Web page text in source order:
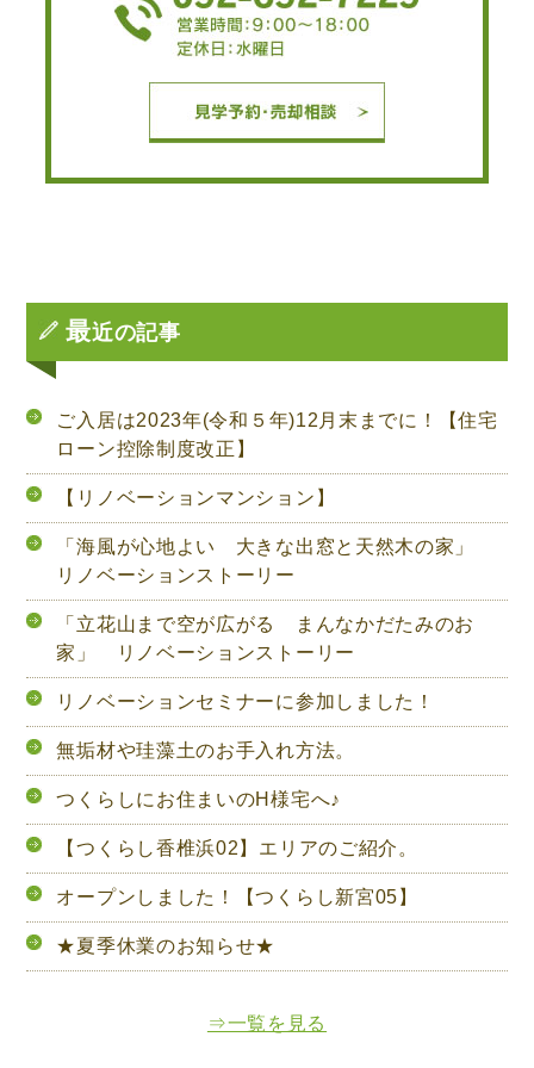
最近の記事
ご入居は2023年(令和５年)12月末までに！【住宅
ローン控除制度改正】
【リノベーションマンション】
「海風が心地よい 大きな出窓と天然木の家」
リノベーションストーリー
「立花山まで空が広がる まんなかだたみのお
家」 リノベーションストーリー
リノベーションセミナーに参加しました！
無垢材や珪藻土のお手入れ方法。
つくらしにお住まいのH様宅へ♪
【つくらし香椎浜02】エリアのご紹介。
オープンしました！【つくらし新宮05】
★夏季休業のお知らせ★
⇒一覧を見る